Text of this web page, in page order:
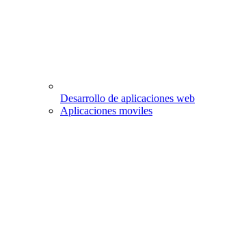
Desarrollo de aplicaciones web
Aplicaciones moviles